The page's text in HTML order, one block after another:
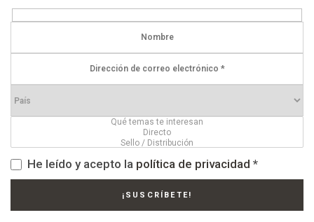
He leído y acepto la política de privacidad *